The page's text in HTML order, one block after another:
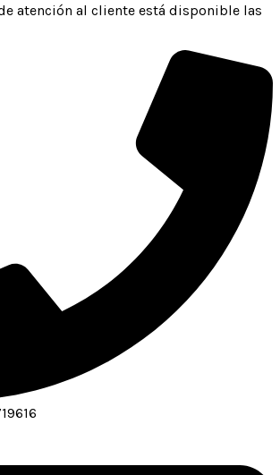
atención al cliente está disponible las